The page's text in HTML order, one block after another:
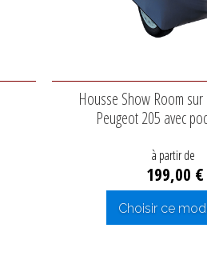
Housse Show Room
Peugeot 205 avec
à partir de
199,00 €
Choisir ce